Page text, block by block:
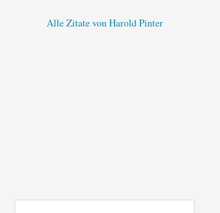
Alle Zitate von Harold Pinter